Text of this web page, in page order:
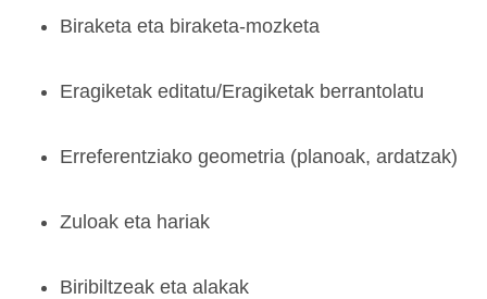
Biraketa eta biraketa-mozketa
Eragiketak editatu/Eragiketak berrantolatu
Erreferentziako geometria (planoak, ardatzak)
Zuloak eta hariak
Biribiltzeak eta alakak